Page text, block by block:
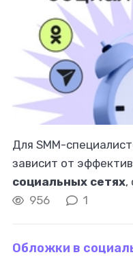
Для SMM-
зависит от
социальных сетях,
времени для
956 1
Обложки в